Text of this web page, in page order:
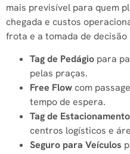
mais previsível para quem
chegada e custos
frota e a tomada de decisão
Tag de Pedágio para
pelas praças.
Free Flowcom
tempo de espera.
Tag de Estacionamento
centros logísticos e
Seguro para Veículos